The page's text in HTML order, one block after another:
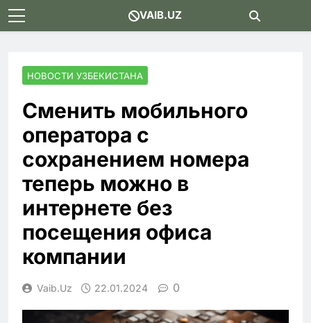
Skip
to
VAIB.UZ
НОВОСТИ УЗБЕКИСТАНА
Сменить мобильного
оператора с
сохранением номера
теперь можно в
интернете без
посещения офиса
компании
Vaib.uz 22.01.2024 0